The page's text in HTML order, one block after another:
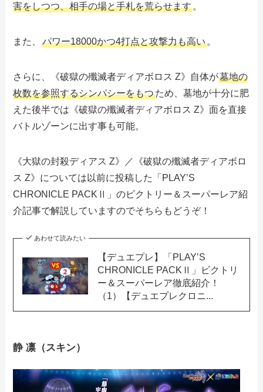
害をしつつ、相手の場と手札を荒らせます 。
また、パワー18000かつ4打点と攻撃力も高い 。
さらに、《破獄の殲滅者ディアボロス Z》自体が墓地の
枚数を参照するシンパシーをもつため、墓地が十分に肥
えた後半では《破獄の殲滅者ディアボロス Z》面を直接
バトルゾーンに出す事も可能。
《大獄の封殺ディアス Z》／《破獄の殲滅者ディアボロ
ス Z》については以前に投稿した「PLAY‛S
CHRONICLE PACKⅡ」のビクトリー＆スーパーレア紹
介記事で解説していますのでそちらもどうぞ！
あわせて読みたい
【デュエプレ】「PLAY‛S
CHRONICLE PACKⅡ」ビクトリ
ー＆スーパーレア徹底紹介！
（1）【デュエプレクロニ...
静 凛（スキン）